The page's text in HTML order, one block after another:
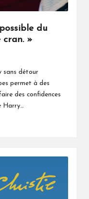
du
cran. »
sans détour
permet à des
des confidences
Harry…